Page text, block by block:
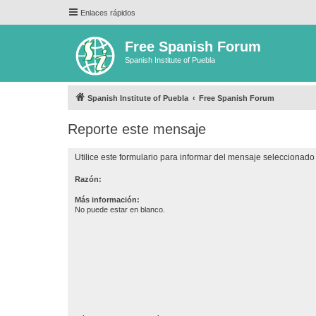
Enlaces rápidos
Free Spanish Forum
Spanish Institute of Puebla
Spanish Institute of Puebla Free Spanish Forum
Reporte este mensaje
Utilice este formulario para informar del mensaje
Razón:
Más información:
No puede estar en blanco.